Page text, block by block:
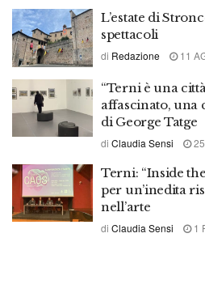
L’estate di
spettacoli
di Redazione 11
“Terni è una
affascinato, una
di George Tatge
di Claudia Sensi 25
Terni: “Inside
per un’inedita
nell’arte
di Claudia Sensi 1